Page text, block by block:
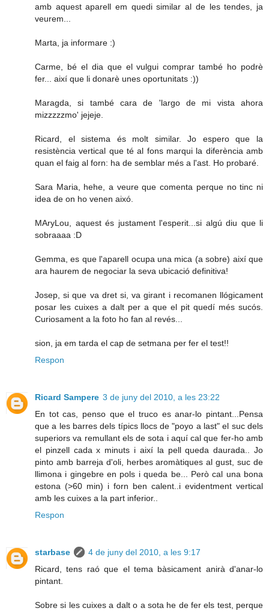
amb aquest aparell em quedi similar al de les tendes, ja
veurem...
Marta, ja informare :)
Carme, bé el dia que el vulgui comprar també ho podrè
fer... així que li donarè unes oportunitats :))
Maragda, si també cara de 'largo de mi vista ahora
mizzzzzmo' jejeje.
Ricard, el sistema és molt similar. Jo espero que la
resistència vertical que té al fons marqui la diferència amb
quan el faig al forn: ha de semblar més a l'ast. Ho probaré.
Sara Maria, hehe, a veure que comenta perque no tinc ni
idea de on ho venen aixó.
MAryLou, aquest és justament l'esperit...si algú diu que li
sobraaaa :D
Gemma, es que l'aparell ocupa una mica (a sobre) així que
ara haurem de negociar la seva ubicació definitiva!
Josep, si que va dret si, va girant i recomanen llógicament
posar les cuixes a dalt per a que el pit quedí més sucós.
Curiosament a la foto ho fan al revés...
sion, ja em tarda el cap de setmana per fer el test!!
Respon
Ricard Sampere 3 de juny del 2010, a les 23:22
En tot cas, penso que el truco es anar-lo pintant...Pensa
que a les barres dels típics llocs de "poyo a last" el suc dels
superiors va remullant els de sota i aquí cal que fer-ho amb
el pinzell cada x minuts i així la pell queda daurada.. Jo
pinto amb barreja d'oli, herbes aromàtiques al gust, suc de
llimona i gingebre en pols i queda be... Però cal una bona
estona (>60 min) i forn ben calent..i evidentment vertical
amb les cuixes a la part inferior..
Respon
starbase
4 de juny del 2010, a les 9:17
Ricard, tens raó que el tema bàsicament anirà d'anar-lo
pintant.
Sobre si les cuixes a dalt o a sota he de fer els test, perque